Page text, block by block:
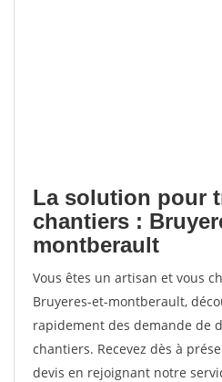
La solution pour
chantiers :
montberault
Vous êtes un artisan et vous
Bruyeres-et-montberault,
rapidement des demande de
chantiers. Recevez dès à
devis en rejoignant notre